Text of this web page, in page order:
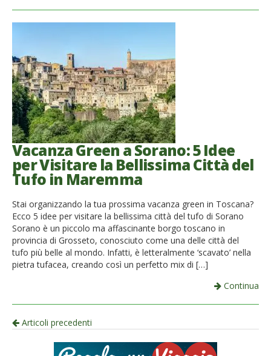
Vacanza Green a Sorano: 5 Idee
per Visitare la Bellissima Città del
Tufo in Maremma
Stai organizzando la tua prossima vacanza green in Toscana?
Ecco 5 idee per visitare la bellissima città del tufo di Sorano
Sorano è un piccolo ma affascinante borgo toscano in
provincia di Grosseto, conosciuto come una delle città del
tufo più belle al mondo. Infatti, è letteralmente ‘scavato’ nella
pietra tufacea, creando così un perfetto mix di […]
Continua
Navigazione
Articoli precedenti